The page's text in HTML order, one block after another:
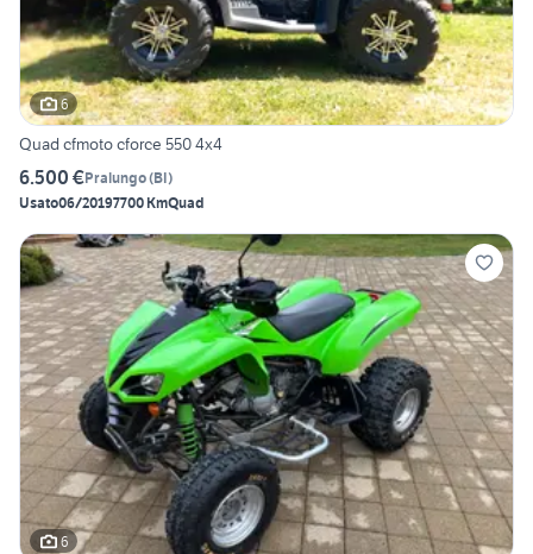
6
Quad cfmoto cforce 550 4x4
6.500 €Pralungo(BI)
Usato06/20197700 KmQuad
6